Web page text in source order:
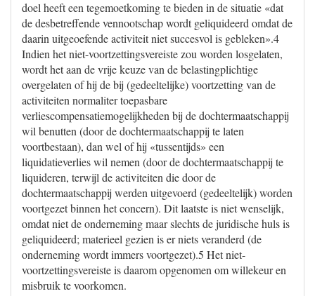
doel heeft een tegemoetkoming te bieden in de situatie «dat
de desbetreffende vennootschap wordt geliquideerd omdat de
daarin uitgeoefende activiteit niet succesvol is gebleken».4
Indien het niet-voortzettingsvereiste zou worden losgelaten,
wordt het aan de vrije keuze van de belastingplichtige
overgelaten of hij de bij (gedeeltelijke) voortzetting van de
activiteiten normaliter toepasbare
verliescompensatiemogelijkheden bij de dochtermaatschappij
wil benutten (door de dochtermaatschappij te laten
voortbestaan), dan wel of hij «tussentijds» een
liquidatieverlies wil nemen (door de dochtermaatschappij te
liquideren, terwijl de activiteiten die door de
dochtermaatschappij werden uitgevoerd (gedeeltelijk) worden
voortgezet binnen het concern). Dit laatste is niet wenselijk,
omdat niet de onderneming maar slechts de juridische huls is
geliquideerd; materieel gezien is er niets veranderd (de
onderneming wordt immers voortgezet).5 Het niet-
voortzettingsvereiste is daarom opgenomen om willekeur en
misbruik te voorkomen.